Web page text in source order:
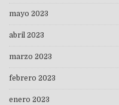
mayo 2023
abril 2023
marzo 2023
febrero 2023
enero 2023